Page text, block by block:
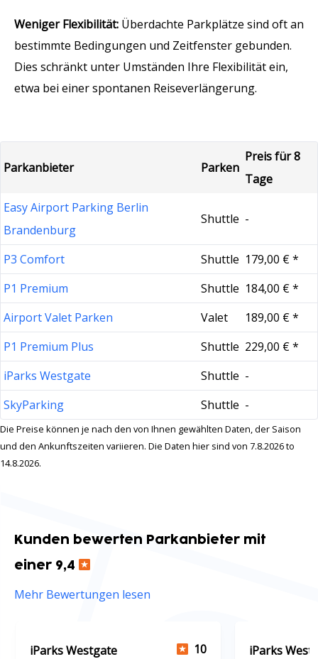
Weniger Flexibilität: Überdachte Parkplätze sind oft an
bestimmte Bedingungen und Zeitfenster gebunden.
Dies schränkt unter Umständen Ihre Flexibilität ein,
etwa bei einer spontanen Reiseverlängerung.
Parkanbieter Parken
Preis für 8
Tage
Easy Airport Parking Berlin
Brandenburg
Shuttle -
P3 Comfort Shuttle 179,00 € *
P1 Premium
Shuttle 184,00 € *
Airport Valet Parken
Valet
189,00 € *
P1 Premium Plus
Shuttle 229,00 € *
iParks Westgate
Shuttle -
SkyParking
Shuttle -
Die Preise können je nach den von Ihnen gewählten Daten, der Saison
und den Ankunftszeiten variieren. Die Daten hier sind von 7.8.2026 to
14.8.2026.
Kunden bewerten Parkanbieter mit
einer 9,4
Mehr Bewertungen lesen
iParks Westgate 10 iParks